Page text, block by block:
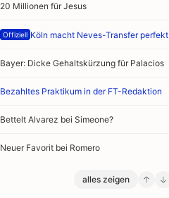
20 Millionen für Jesus
Offiziell Köln macht Neves-Transfer perfekt
Bayer: Dicke Gehaltskürzung für Palacios
Bezahltes Praktikum in der FT-Redaktion
Bettelt Alvarez bei Simeone?
Neuer Favorit bei Romero
alles zeigen